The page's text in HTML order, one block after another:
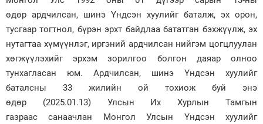
Зурхай
өдөр ардчилсан, шинэ Үндсэн хуулийг баталж, эх орон,
тусгаар тогтнол, бүрэн эрхт байдлаа бататган бэхжүүлж, эх
нутагтаа хүмүүнлэг, иргэний ардчилсан нийгэм цогцлуулан
хөгжүүлэхийг эрхэм зорилгоо болгон даяар олноо
тунхагласан юм. Ардчилсан, шинэ Үндсэн хуулийг
баталсны 33 жилийн ой тохиож буй энэ
өдөр (2025.01.13) Улсын Их Хурлын Тамгын
газраас санаачлан Монгол Улсын Үндсэн хуулийг